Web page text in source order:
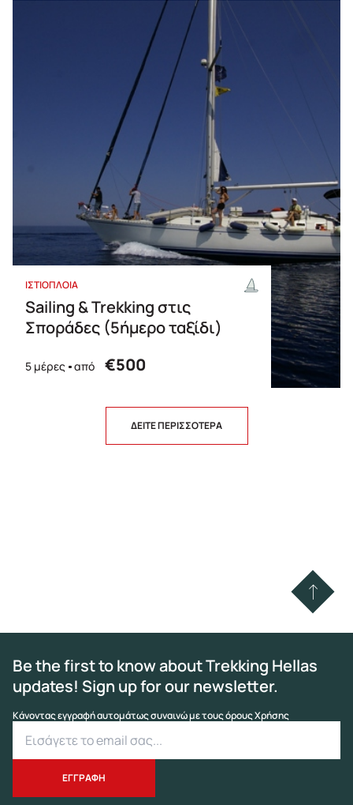
ΙΣΤΙΟΠΛΟΙΑ
Sailing & Trekking στις
Σποράδες (5ήμερο ταξίδι)
5 μέρες από €500
ΔΕΙΤΕ ΠΕΡΙΣΣΟΤΕΡΑ
Be the first to know about Trekking Hellas
updates! Sign up for our newsletter.
Κάνοντας εγγραφή αυτομάτως συναινώ με τους όρους Χρήσης